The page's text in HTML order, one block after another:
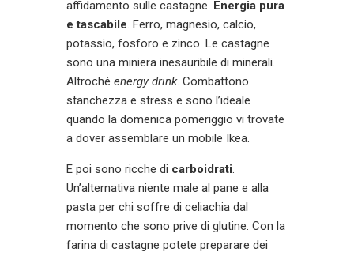
affidamento sulle castagne. Energia pura
e tascabile. Ferro, magnesio, calcio,
potassio, fosforo e zinco. Le castagne
sono una miniera inesauribile di minerali.
Altroché energy drink. Combattono
stanchezza e stress e sono l’ideale
quando la domenica pomeriggio vi trovate
a dover assemblare un mobile Ikea.
E poi sono ricche di carboidrati.
Un’alternativa niente male al pane e alla
pasta per chi soffre di celiachia dal
momento che sono prive di glutine. Con la
farina di castagne potete preparare dei